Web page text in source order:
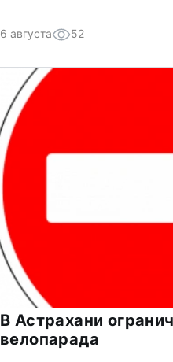
6 августа 52
В Астрахани
велопарада